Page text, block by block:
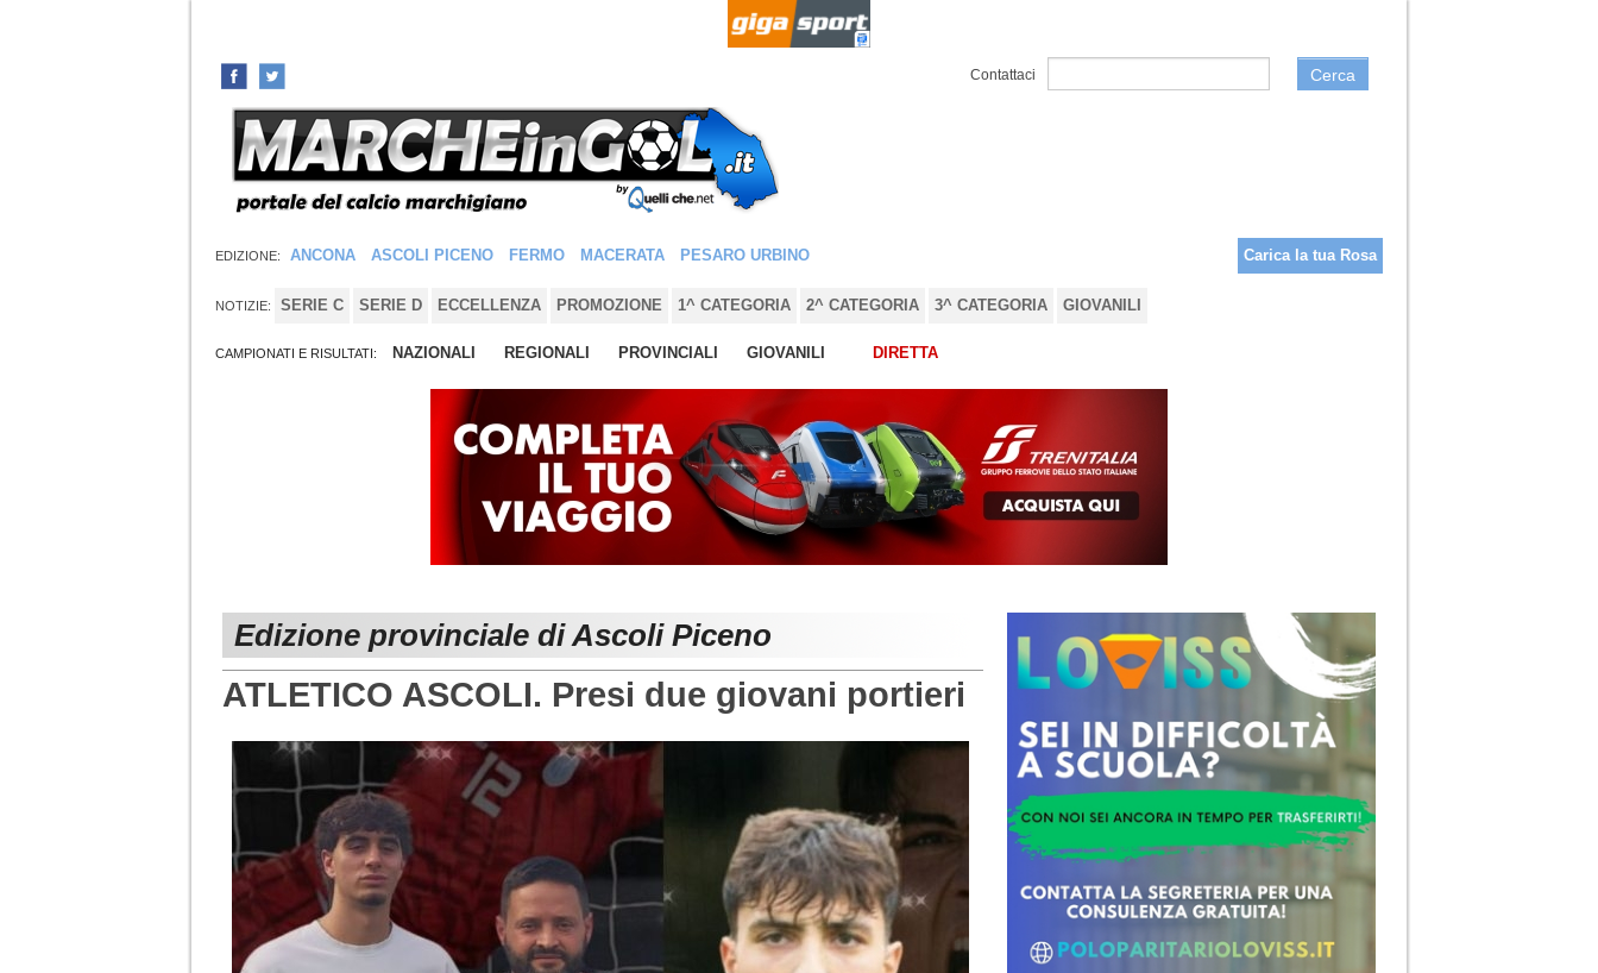
Contattaci Cerca
EDIZIONE: ANCONA ASCOLI PICENO FERMO MACERATA PESARO URBINO Carica la tua Rosa
NOTIZIE: SERIE C SERIE D ECCELLENZA PROMOZIONE 1^ CATEGORIA 2^ CATEGORIA 3^ CATEGORIA GIOVANILI
CAMPIONATI E RISULTATI: NAZIONALI REGIONALI PROVINCIALI GIOVANILI DIRETTA
Edizione provinciale di Ascoli Piceno
ATLETICO ASCOLI. Presi due giovani portieri